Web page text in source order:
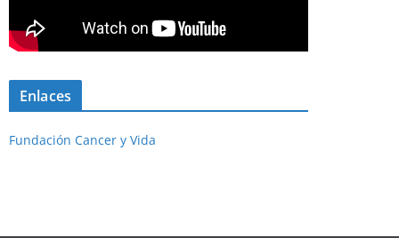
Enlaces
Fundación Cancer y Vida